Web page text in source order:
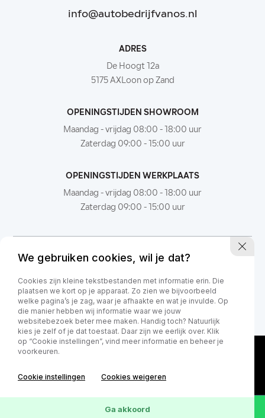
info@autobedrijfvanos.nl
ADRES
De Hoogt 12a
5175 AXLoon op Zand
OPENINGSTIJDEN SHOWROOM
Maandag - vrijdag 08:00 - 18:00 uur
Zaterdag 09:00 - 15:00 uur
OPENINGSTIJDEN WERKPLAATS
Maandag - vrijdag 08:00 - 18:00 uur
Zaterdag 09:00 - 15:00 uur
We gebruiken cookies, wil je dat?
Cookies zijn kleine tekstbestanden met informatie erin. Die
plaatsen we kort op je apparaat. Zo zien we bijvoorbeeld
welke pagina’s je zag, waar je afhaakte en wat je invulde. Op
die manier hebben wij informatie waar we jouw
websitebezoek beter mee maken. Handig toch? Natuurlijk
kies je zelf of je dat toestaat. Daar zijn we eerlijk over. Klik
op “Cookie instellingen”, vind meer informatie en beheer je
voorkeuren.
Cookie instellingen Cookies weigeren
Ga akkoord